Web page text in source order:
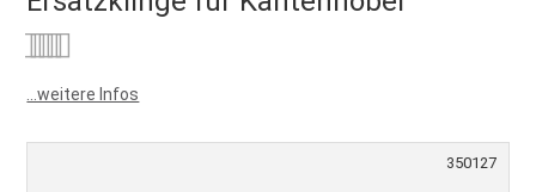
...weitere Infos
350127